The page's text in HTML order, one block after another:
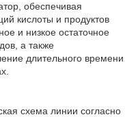
обеспечивая
кислоты и продуктов
и низкое остаточное
а также
длительного времени
схема линии согласно